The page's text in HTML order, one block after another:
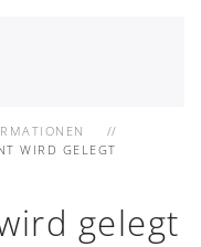
WIRD GELEGT
gelegt